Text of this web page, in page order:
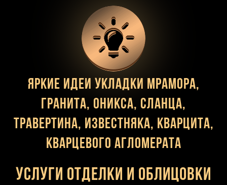
Яркие идеи укладки мрамора,
гранита, оникса, сланца,
травертина, известняка, кварцита,
кварцевого агломерата
Услуги отделки и облицовки